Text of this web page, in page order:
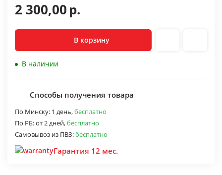
2 300,00р.
В корзину
В наличии
Способы получения товара
По Минску: 1 день,бесплатно
По РБ:от 2 дней,бесплатно
Самовывоз из ПВЗ:бесплатно
Гарантия 12 мес.